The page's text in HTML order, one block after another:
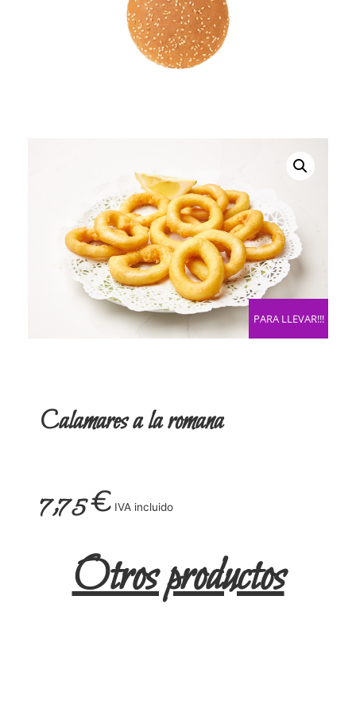
PARA LLEVAR!!!
Calamares a la romana
7,75€ IVA incluido
Otros productos